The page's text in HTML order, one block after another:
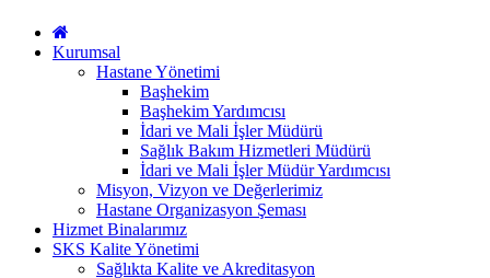
Kurumsal
Hastane Yönetimi
Başhekim
Başhekim Yardımcısı
İdari ve Mali İşler Müdürü
Sağlık Bakım Hizmetleri Müdürü
İdari ve Mali İşler Müdür Yardımcısı
Misyon, Vizyon ve Değerlerimiz
Hastane Organizasyon Şeması
Hizmet Binalarımız
SKS Kalite Yönetimi
Sağlıkta Kalite ve Akreditasyon